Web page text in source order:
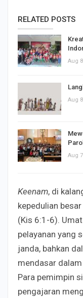
RELATED POSTS
Aug
Aug
Aug
Keenam, di
kepedulian
(Kis 6:1-6).
pelayanan yang
janda, bahkan
mendasar
Para pemimpin
pengajaran